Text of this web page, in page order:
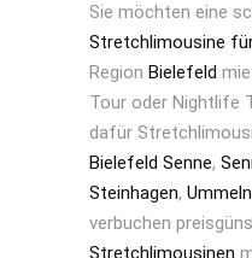
Sie möchten eine
Stretchlimousine
Region Bielefeld
Tour oder Nightlife
dafür
Bielefeld Senne,
Steinhagen, Ummeln
verbuchen
Stretchlimousinen